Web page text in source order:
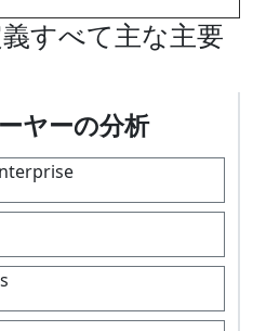
すべて主な主要
ヤーの分析